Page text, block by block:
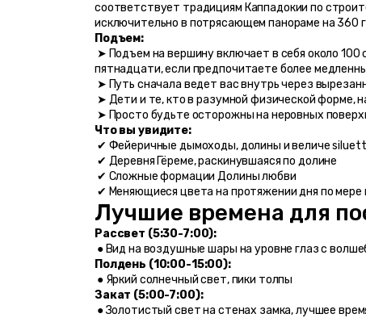
соответствует традициям Каппадокии по
исключительно в потрясающем панораме на 360
Подъем:
пятнадцати, если предпочитаете более
➤ Путь сначала ведет вас внутрь через
➤ Дети и те, кто в разумной физической форме,
➤ Просто будьте осторожны на неровных
Что вы увидите:
✔ Фейеричные дымоходы, долины и величе
✔ Деревня Гёреме, раскинувшаяся по долине
✔ Сложные формации Долины любви
✔ Меняющиеся цвета на протяжении дня по мере
Лучшие времена для
Рассвет (5:30-7:00):
● Вид на воздушные шары на уровне глаз с
Полдень (10:00-15:00):
● Яркий солнечный свет, пики толпы
Закат (5:00-7:00):
● Золотистый свет на стенах замка, лучшее